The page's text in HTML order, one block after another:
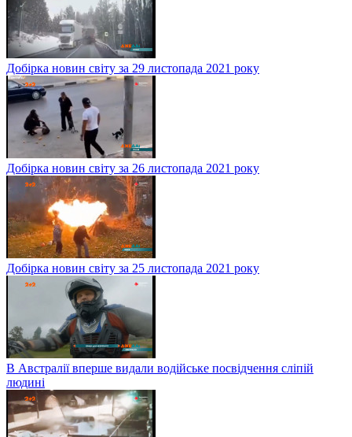
Добірка новин світу за 29 листопада 2021 року
Добірка новин світу за 26 листопада 2021 року
Добірка новин світу за 25 листопада 2021 року
В Австралії вперше видали водійське посвідчення сліпій
людині